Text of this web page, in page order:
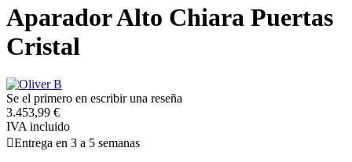
Aparador Alto Chiara Puertas
Cristal
Se el primero en escribir una reseña
3.453,99 €
IVA incluido
Entrega en 3 a 5 semanas